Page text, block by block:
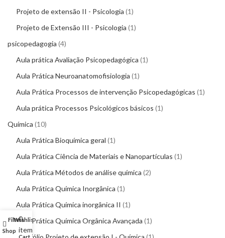
Projeto de extensão II - Psicologia 1
Projeto de Extensão III - Psicologia 1
psicopedagogia 4
Aula prática Avaliação Psicopedagógica 1
Aula Prática Neuroanatomofisiologia 1
Aula Prática Processos de intervenção Psicopedagógicas 1
Aula prática Processos Psicológicos básicos 1
Química 10
Aula Prática Bioquímica geral 1
Aula Prática Ciência de Materiais e Nanopartículas 1
Aula Prática Métodos de análise química 2
Aula Prática Química Inorgânica 1
Aula Prática Química inorgânica II 1
Aula Prática Química Orgânica Avançada 1
Shop
Filters
Wishlist
0
items
Cart
My account